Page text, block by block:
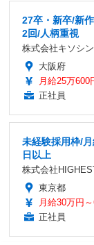
27卒・新卒/新
2回/人柄重視
株式会社キソシン
大阪府
月給25万600
正社員
未経験採用枠/
日以上
株式会社
東京都
月給30万円
正社員